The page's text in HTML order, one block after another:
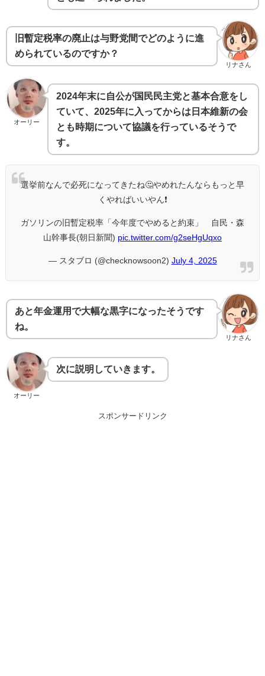
リナさん
旧暫定税率の廃止は与野党間でどのように進
められているのですか？
オーリー
2024年末に自公が国民民主党と基本合意をし
ていて、2025年に入ってからは日本維新の会
とも時期について協議を行っているそうで
す。
選挙前なんで必死になってきたね🤔やめれたんならもっと早
くやればいいやん❗
ガソリンの旧暫定税率「今年度でやめると約束」 自民・森
山幹事長(朝日新聞) pic.twitter.com/g2seHgUqxo
— スタブロ (@checknowsoon2) July 4, 2025
リナさん
あと年金運用で大幅な黒字になったそうです
ね。
オーリー
次に説明していきます。
スポンサードリンク